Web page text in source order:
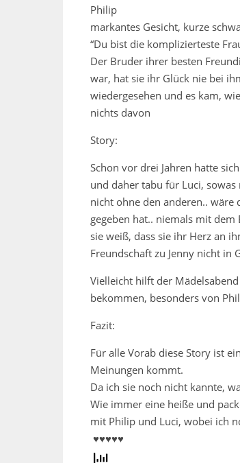
Philip
markantes Gesicht, kurze
“Du bist die komplizierteste
Der Bruder ihrer besten
war, hat sie ihr Glück nie bei
wiedergesehen und es kam,
nichts davon
Story:
Schon vor drei Jahren hatte
und daher tabu für Luci,
nicht ohne den anderen.. wäre
gegeben hat.. niemals mit
sie weiß, dass sie ihr Herz an
Freundschaft zu Jenny nicht in
Vielleicht hilft der
bekommen, besonders von
Fazit:
Für alle Vorab diese Story ist
Meinungen kommt.
Da ich sie noch nicht kannte,
Wie immer eine heiße und
mit Philip und Luci, wobei ich
♥♥♥♥♥